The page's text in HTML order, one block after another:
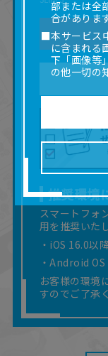
推奨環境
スマートフォ
用を推奨いた
・iOS 16.0以
・Android
お客様の環境
すのでご了承
部または全
合がありま
■本サービス
に含まれる
下「画像等
の他一切の
の許諾を受
使用（本
等の利用を
複写、改変
を含むがこ
いたします。
■掲載してい
た商品に同
す。
■対象商品仕
内容は予告
■当社は、取
ますが、取
はありませ
■お客様のご
■本サービス